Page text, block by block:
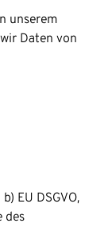
unserem
Daten von
EU DSGVO,
des